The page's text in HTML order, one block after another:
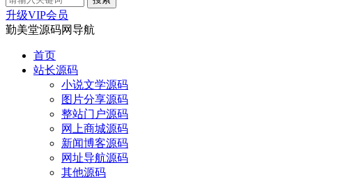
升级VIP会员
勤美堂源码网导航
首页
站长源码
小说文学源码
图片分享源码
整站门户源码
网上商城源码
新闻博客源码
网址导航源码
其他源码